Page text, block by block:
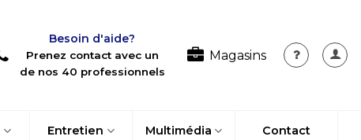
Besoin d'aide?
Prenez contact avec un
de nos 40 professionnels
Magasins
Entretien Multimédia Contact